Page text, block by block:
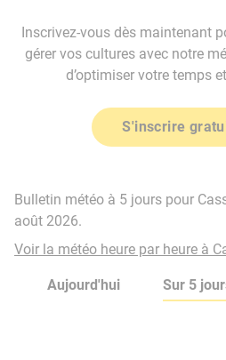
Inscrivez-vous dès maintenant
gérer vos cultures avec notre
d’optimiser votre temps
S'inscrire
Bulletin météo à 5 jours pour
août 2026.
Voir la météo heure par heure à
Aujourd'hui Sur 5